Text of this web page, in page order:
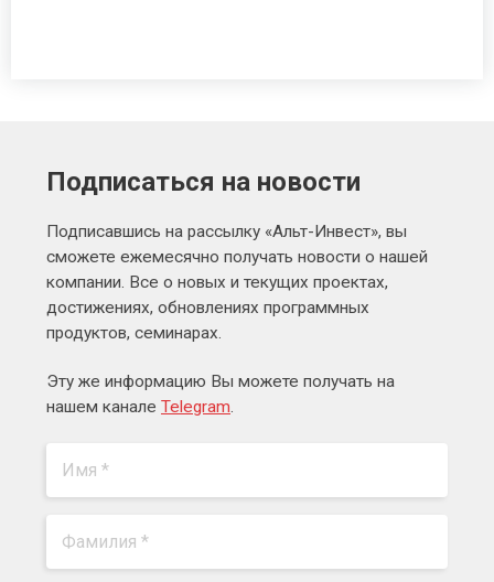
Подписаться на новости
Подписавшись на рассылку «Альт-Инвест», вы
сможете ежемесячно получать новости о нашей
компании. Все о новых и текущих проектах,
достижениях, обновлениях программных
продуктов, семинарах.
Эту же информацию Вы можете получать на
нашем канале Telegram.